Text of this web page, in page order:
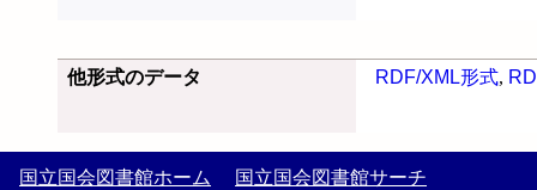
他形式のデータ RDF/XML形式,
国立国会図書館ホーム 国立国会図書館サーチ